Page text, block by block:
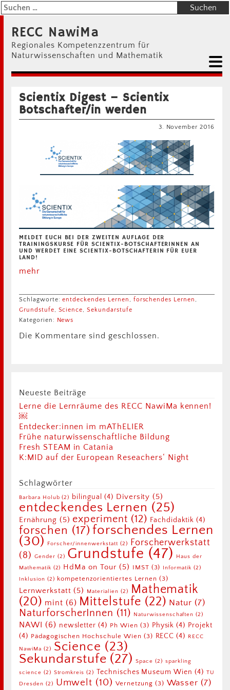
RECC NawiMa
Regionales Kompetenzzentrum für
Naturwissenschaften und Mathematik
Scientix Digest – Scientix
Botschafter/in werden
3. November 2016
MELDET EUCH BEI DER ZWEITEN AUFLAGE DER
TRAININGSKURSE FÜR SCIENTIX-BOTSCHAFTERINNEN AN
UND WERDET EINE SCIENTIX-BOTSCHAFTERIN FÜR EUER
LAND!
mehr
Schlagworte:entdeckendes Lernen , forschendes Lernen ,
Grundstufe, Science,Sekundarstufe
Kategorien:
News
Die Kommentare sind geschlossen.
Neueste Beiträge
Lerne die Lernräume des RECC NawiMa kennen!
￼
Entdecker:innen im mAThELIER
Frühe naturwissenschaftliche Bildung
Fresh STEAM in Catania
K:MID auf der European Reseachers‘ Night
Schlagwörter
Barbara Holub (2) bilingual (4) Diversity (5)
entdeckendes Lernen (25)
Ernährung (5) experiment (12) Fachdidaktik (4)
forschen (17) forschendes Lernen
(30) Forscher/innenwerkstatt(2) Forscherwerkstatt
(8) Gender (2) Grundstufe (47)
Haus der
Mathematik (2) HdMa on Tour (5) IMST (3) Informatik (2)
Inklusion (2) kompetenzorientiertes Lernen (3)
Lernwerkstatt (5) Materialien (2)
Mathematik
(20) mint (6) Mittelstufe (22) Natur (7)
NaturforscherInnen (11) Naturwissenschaften (2)
NAWI (6) newsletter (4) Ph Wien (3) Physik (4) Projekt
(4) Pädagogischen Hochschule Wien (3) RECC (4)
RECC
NawiMa (2) Science (23)
Sekundarstufe (27) Space (2) sparkling
science (2) Stromkreis (2) Technisches Museum Wien (4) TU
Dresden (2) Umwelt (10) Vernetzung (3) Wasser (7)